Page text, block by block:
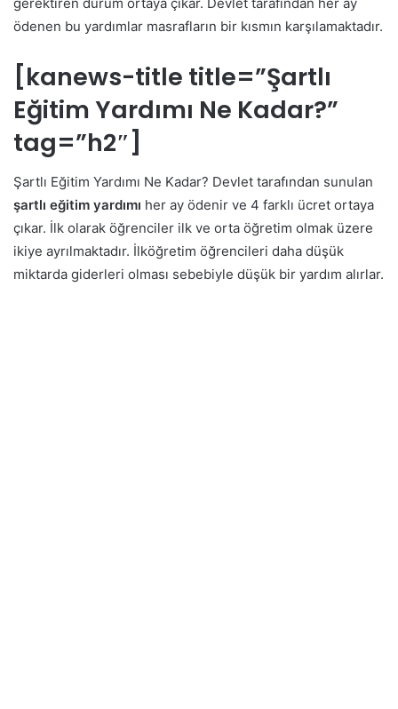
ödenen bu yardımlar masrafların bir kısmın karşılamaktadır.
[kanews-title title=”Şartlı
Eğitim Yardımı Ne Kadar?”
tag=”h2″]
Şartlı Eğitim Yardımı Ne Kadar? Devlet tarafından sunulan
şartlı eğitim yardımı her ay ödenir ve 4 farklı ücret ortaya
çıkar. İlk olarak öğrenciler ilk ve orta öğretim olmak üzere
ikiye ayrılmaktadır. İlköğretim öğrencileri daha düşük
miktarda giderleri olması sebebiyle düşük bir yardım alırlar.